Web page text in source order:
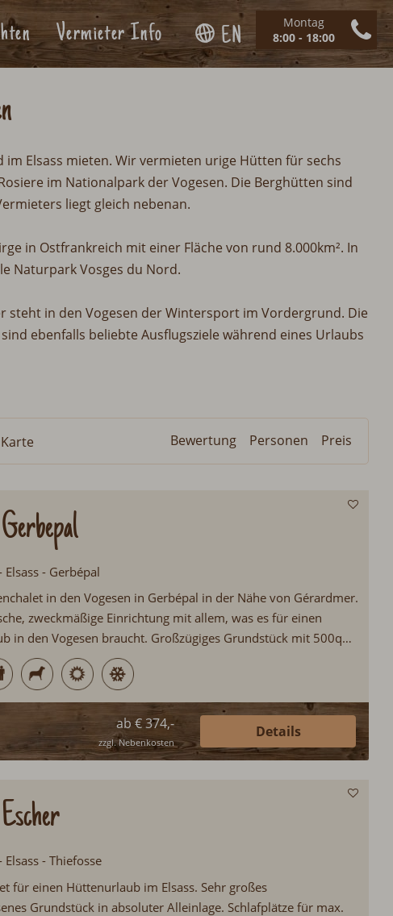
Montag
8:00 - 18:00
Vermieter Info EN
Elsass mieten. Wir vermieten urige Hütten für sechs
im Nationalpark der Vogesen. Die Berghütten sind
liegt gleich nebenan.
in Ostfrankreich mit einer Fläche von rund 8.000km². In
Naturpark Vosges du Nord.
steht in den Vogesen der Wintersport im Vordergrund. Die
ebenfalls beliebte Ausflugsziele während eines Urlaubs
Karte Bewertung Personen Preis
Elsass - Gerbépal
in den Vogesen in Gerbépal in der Nähe von Gérardmer.
zweckmäßige Einrichtung mit allem, was es für einen
in den Vogesen braucht. Großzügiges Grundstück mit 500qm
mit Möblierung und Gartengrill. An den See
sind es rund 8km...
ab € 374,-
zzgl. Nebenkosten
Details
- Thiefosse
für einen Hüttenurlaub im Elsass. Sehr großes
Grundstück in absoluter Alleinlage. Schlafplätze für max.